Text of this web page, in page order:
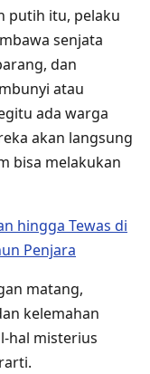
putih itu, pelaku
senjata
dan
atau
ada warga
akan langsung
bisa melakukan
hingga Tewas di
Penjara
matang,
kelemahan
hal misterius